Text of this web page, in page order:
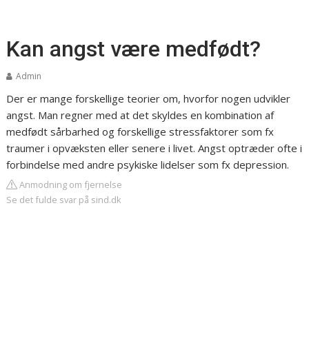
Kan angst være medfødt?
Admin
Der er mange forskellige teorier om, hvorfor nogen udvikler
angst. Man regner med at det skyldes en kombination af
medfødt sårbarhed og forskellige stressfaktorer som fx
traumer i opvæksten eller senere i livet. Angst optræder ofte i
forbindelse med andre psykiske lidelser som fx depression.
Anmodning om fjernelse
Se det fulde svar på sind.dk